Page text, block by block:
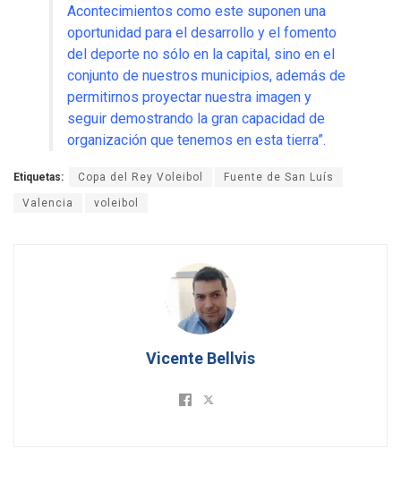
Acontecimientos como este suponen una
oportunidad para el desarrollo y el fomento
del deporte no sólo en la capital, sino en el
conjunto de nuestros municipios, además de
permitirnos proyectar nuestra imagen y
seguir demostrando la gran capacidad de
organización que tenemos en esta tierra”.
Etiquetas: Copa del Rey Voleibol Fuente de San Luís
Valencia voleibol
Vicente Bellvis